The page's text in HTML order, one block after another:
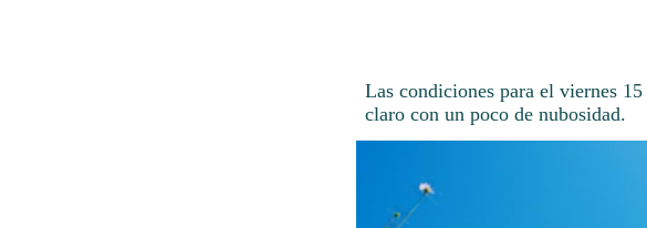
Las condiciones para el viernes
claro con un poco de nubosidad.